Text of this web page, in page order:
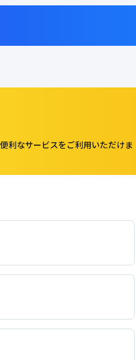
利なサービスをご利用いただけま